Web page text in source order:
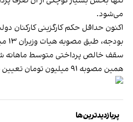
می‌شود.
اکنون حداقل حکم کارگزینی کارکنان
سقف خالص پرداختی متوسط ماهانه
همین مصوبه ۹۱ میلیون تومان تعیین شده است.
پربازدیدترین‌ها